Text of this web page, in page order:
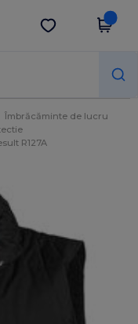
Descarcă app
Îmbrăcăminte de lucru
R127A